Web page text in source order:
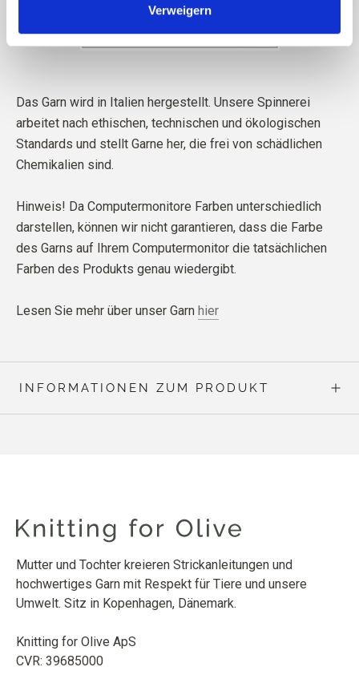
Verweigern
Das Garn wird in Italien hergestellt. Unsere Spinnerei
arbeitet nach ethischen, technischen und ökologischen
Standards und stellt Garne her, die frei von schädlichen
Chemikalien sind.
Hinweis! Da Computermonitore Farben unterschiedlich
darstellen, können wir nicht garantieren, dass die Farbe
des Garns auf Ihrem Computermonitor die tatsächlichen
Farben des Produkts genau wiedergibt.
Lesen Sie mehr über unser Garn hier
INFORMATIONEN ZUM PRODUKT
Mutter und Tochter kreieren Strickanleitungen und
hochwertiges Garn mit Respekt für Tiere und unsere
Umwelt. Sitz in Kopenhagen, Dänemark.
Knitting for Olive ApS
CVR: 39685000